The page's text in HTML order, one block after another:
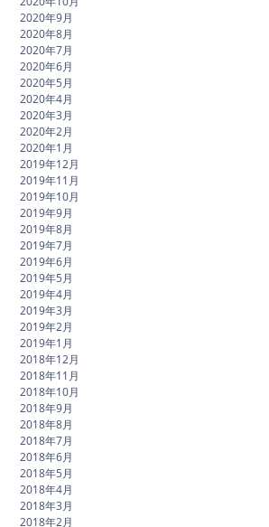
2020年9月
2020年8月
2020年7月
2020年6月
2020年5月
2020年4月
2020年3月
2020年2月
2020年1月
2019年12月
2019年11月
2019年10月
2019年9月
2019年8月
2019年7月
2019年6月
2019年5月
2019年4月
2019年3月
2019年2月
2019年1月
2018年12月
2018年11月
2018年10月
2018年9月
2018年8月
2018年7月
2018年6月
2018年5月
2018年4月
2018年3月
2018年2月